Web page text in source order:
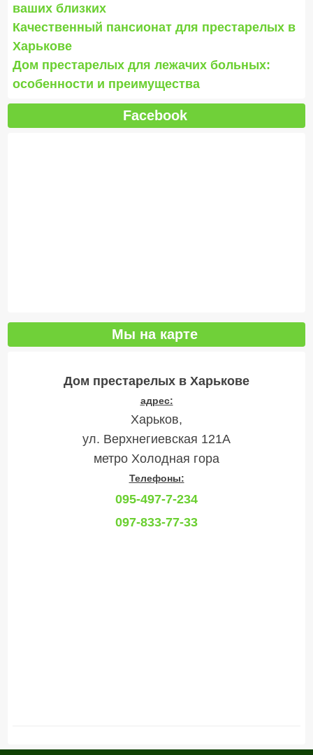
ваших близких
Качественный пансионат для престарелых в
Харькове
Дом престарелых для лежачих больных:
особенности и преимущества
Facebook
Мы на карте
Дом престарелых в Харькове
адрес:
Харьков,
ул. Верхнегиевская 121А
метро Холодная гора
Телефоны:
095-497-7-234
097-833-77-33